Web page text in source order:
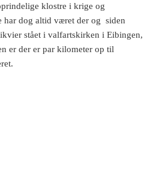
klostre i krige og
har dog altid været der og siden
stået i valfartskirken i Eibingen,
er der er par kilometer op til